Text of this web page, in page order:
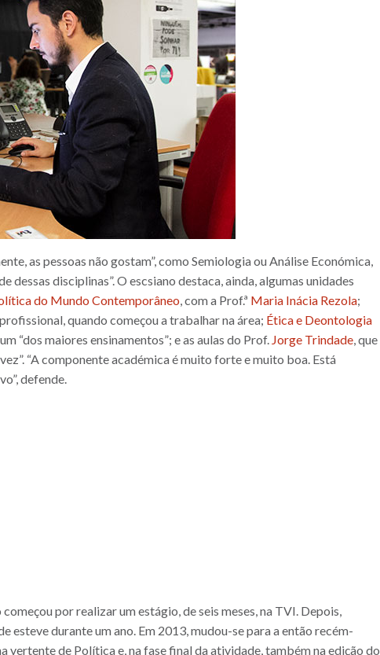
as pessoas não gostam”, como Semiologia ou Análise Económica,
disciplinas”. O escsiano destaca, ainda, algumas unidades
do Mundo Contemporâneo , com a Prof.ª Maria Inácia Rezola;
profissional, quando começou a trabalhar na área; Ética e Deontologia
“dos maiores ensinamentos”; e as aulas do Prof. Jorge Trindade , que
“A componente académica é muito forte e muito boa. Está
defende.
por realizar um estágio, de seis meses, na TVI. Depois,
esteve durante um ano. Em 2013, mudou-se para a então recém-
de Política e, na fase final da atividade, também na edição do